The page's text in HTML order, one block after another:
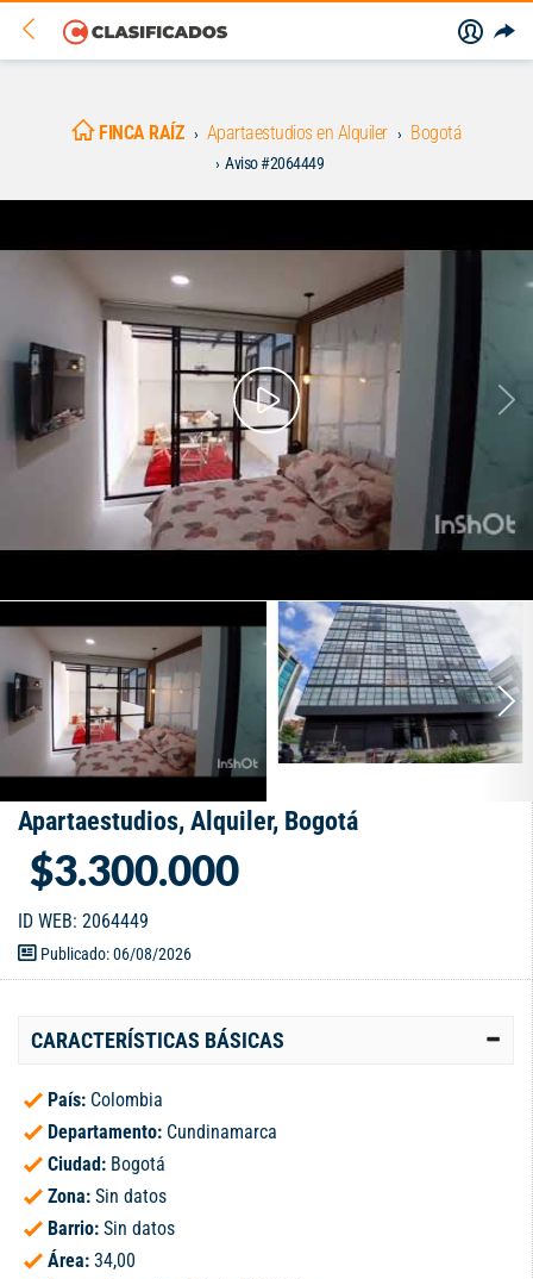
FINCA RAÍZ Apartaestudios en Alquiler Bogotá
Aviso #2064449
Apartaestudios, Alquiler, Bogotá
$3.300.000
ID WEB: 2064449
Publicado: 06/08/2026
CARACTERÍSTICAS BÁSICAS
País: Colombia
Departamento: Cundinamarca
Ciudad: Bogotá
Zona: Sin datos
Barrio: Sin datos
Área: 34,00